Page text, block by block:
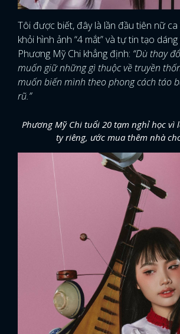
Tôi được biết, đây là lần đầu tiên nữ
khỏi hình ảnh “4 mắt” và tự tin tạo
Phương Mỹ Chi khẳng định: “Dù thay
muốn giữ những gì thuộc về truyền
muốn biến mình theo phong cách táo
rũ.”
Phương Mỹ Chi tuổi 20 tạm nghỉ học vì
ty riêng, ước mua thêm nhà